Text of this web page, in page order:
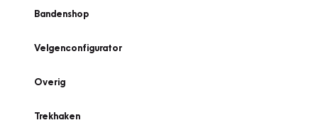
Bandenshop
Velgenconfigurator
Overig
Trekhaken